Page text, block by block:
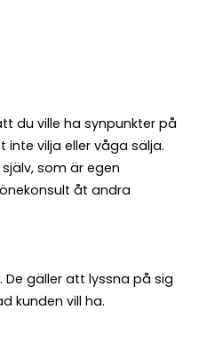
du ville ha synpunkter på
vilja eller våga sälja.
som är egen
åt andra
De gäller att lyssna på sig
kunden vill ha.